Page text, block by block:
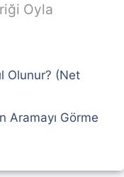
Oyla
Olunur? (Net
Aramayı Görme